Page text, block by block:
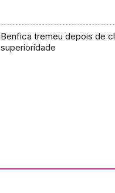
Benfica tremeu depois de
superioridade